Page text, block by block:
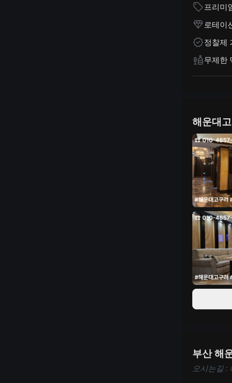
프리미
로테이
정찰제
무제한
해운대
부산 해
오시는길 :